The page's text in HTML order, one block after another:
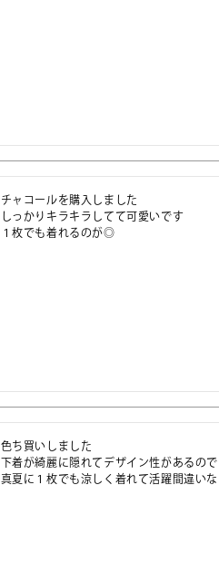
チャコールを購入しました
しっかりキラキラしてて可愛いです
１枚でも着れるのが◎
色ち買いしました
下着が綺麗に隠れてデザイン性があるの
真夏に１枚でも涼しく着れて活躍間違い